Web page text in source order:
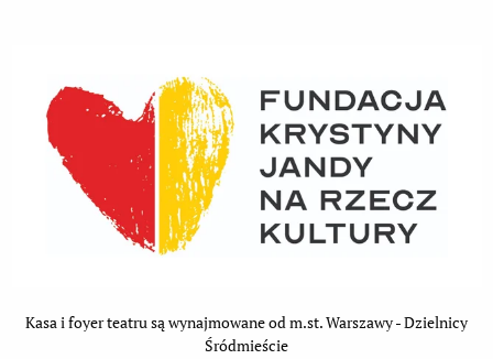
Kasa i foyer teatru są wynajmowane od m.st. Warszawy - Dzielnicy
Śródmieście